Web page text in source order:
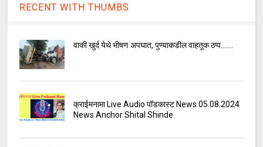
RECENT WITH THUMBS
वाकी खुर्द येथे भीषण अपघात, पुण्याकडील वाहतूक ठप्प.......
क्राईमनामा Live Audio पॉडकास्ट News 05.08.2024
News Anchor Shital Shinde